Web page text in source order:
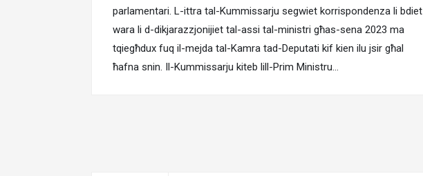
parlamentari. L-ittra tal-Kummissarju segwiet korrispondenza li bdiet
wara li d-dikjarazzjonijiet tal-assi tal-ministri għas-sena 2023 ma
tqiegħdux fuq il-mejda tal-Kamra tad-Deputati kif kien ilu jsir għal
ħafna snin. Il-Kummissarju kiteb lill-Prim Ministru…